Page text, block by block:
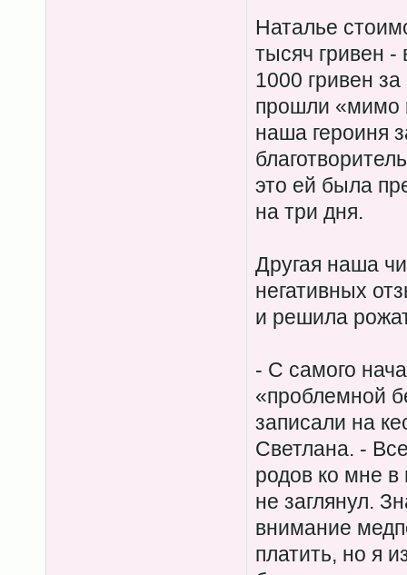
Наталье
тысяч гривен
1000 гривен
прошли «мимо
наша героиня
это ей была
на три дня.
Другая наша
негативных
и решила
- С самого
«проблемной
записали на
Светлана. -
родов ко мне в
не заглянул.
внимание
платить, но я